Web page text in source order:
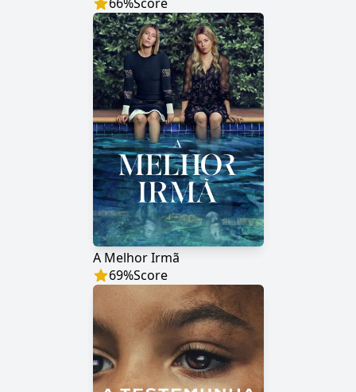
A Melhor Irmã
69%Score